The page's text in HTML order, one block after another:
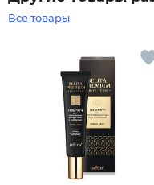
Все товары